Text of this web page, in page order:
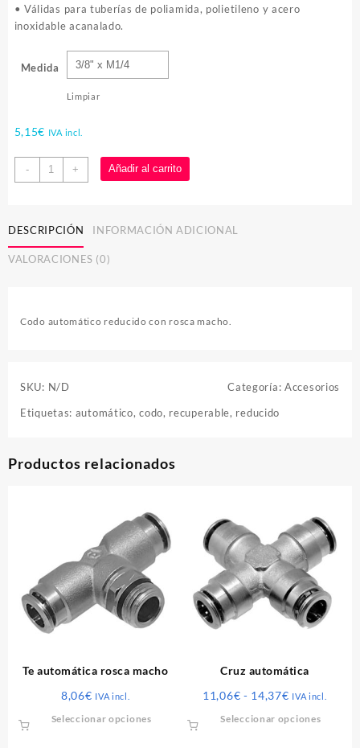
• Válidas para tuberías de poliamida, polietileno y acero
inoxidable acanalado.
Medida
Limpiar
5,15€ IVA incl.
-
Codo
automático
macho
cantidad
+ Añadir al carrito
DESCRIPCIÓN INFORMACIÓN ADICIONAL
VALORACIONES (0)
Codo automático reducido con rosca macho.
SKU: N/D Categoría: Accesorios
Etiquetas: automático,codo, recuperable, reducido
Productos relacionados
Te automática rosca macho
8,06€ IVA incl.
Seleccionar opciones
producto
Cruz automática
11,06€ - 14,37€Rango
IVA incl.
Seleccionar opciones